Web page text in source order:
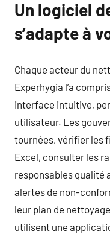
Un logiciel
s’adapte à
Chaque acteur du
Experhygia l’a
interface intuitive,
utilisateur. Les
tournées, vérifier les
Excel, consulter les
responsables qualité
alertes de non-
leur plan de
utilisent une